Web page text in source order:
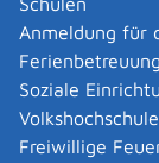
Anmeldung für
Ferienbetreuung
Soziale
Volkshochschule
Freiwillige
Über die
erstellen und